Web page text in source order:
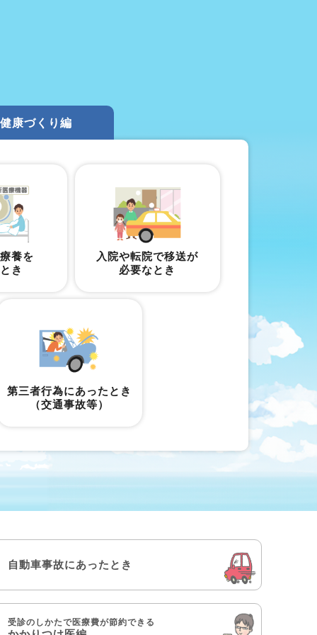
健康づくり編
養を
き
入院や転院で移送が
必要なとき
第三者行為にあったとき
（交通事故等）
自動車事故にあったとき
受診のしかたで医療費が節約できる